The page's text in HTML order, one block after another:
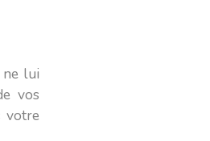
ne lui
vos
votre